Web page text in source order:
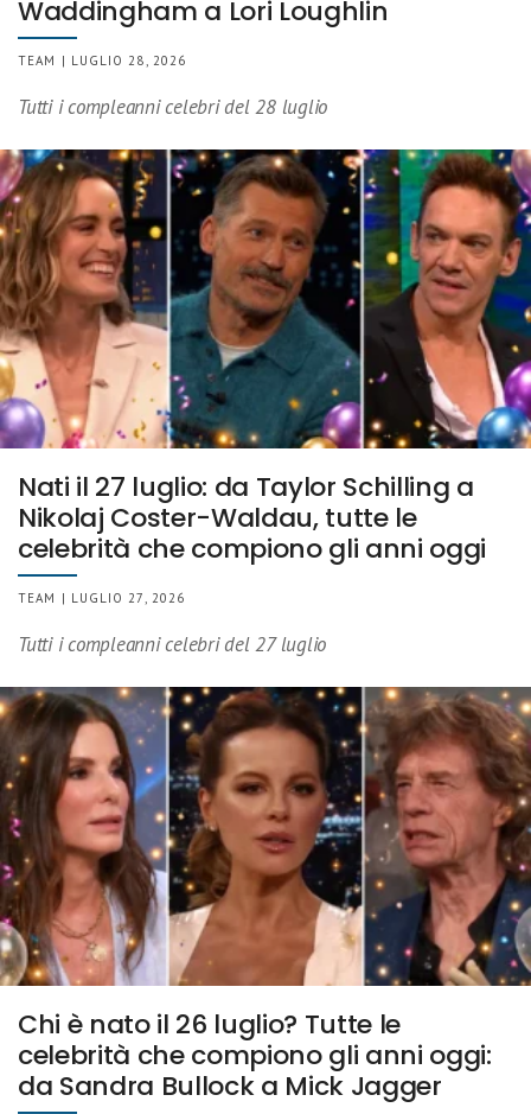
Waddingham a Lori Loughlin
TEAM | LUGLIO 28, 2026
Tutti i compleanni celebri del 28 luglio
Nati il 27 luglio: da Taylor Schilling a
Nikolaj Coster-Waldau, tutte le
celebrità che compiono gli anni oggi
TEAM | LUGLIO 27, 2026
Tutti i compleanni celebri del 27 luglio
Chi è nato il 26 luglio? Tutte le
celebrità che compiono gli anni oggi:
da Sandra Bullock a Mick Jagger